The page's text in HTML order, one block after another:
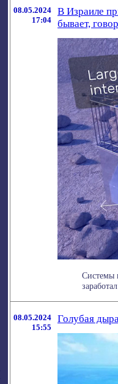
08.05.2024
17:04
В Израиле
бывает,
Системы
08.05.2024
15:55
Голубая